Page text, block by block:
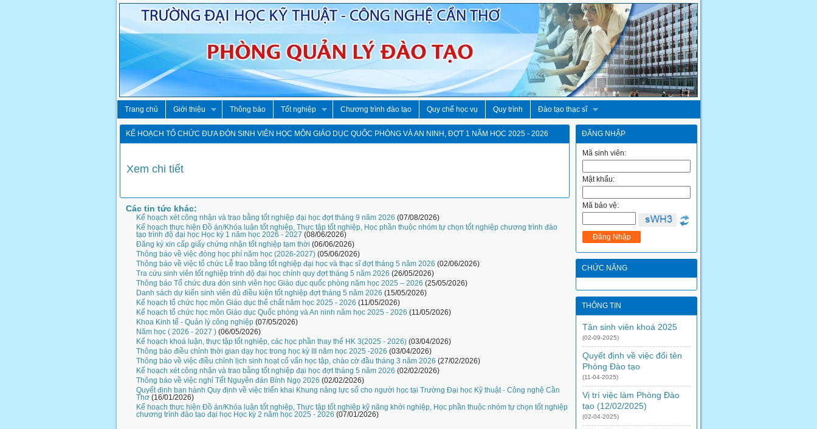
Trang chủ Giới thiệu Thông báo Tốt nghiệp Chương trình đào tạo Quy chế học vụ Quy trình Đào tạo thạc sĩ
KẾ HOẠCH TỔ CHỨC ĐƯA ĐÓN SINH VIÊN HỌC MÔN GIÁO DỤC QUỐC PHÒNG VÀ AN NINH, ĐỢT 1 NĂM HỌC 2025 - 2026
Xem chi tiết
Các tin tức khác:
Kế hoạch xét công nhận và trao bằng tốt nghiệp đại học đợt tháng 9 năm 2026 (07/08/2026)
Kế hoạch thực hiện Đồ án/Khóa luận tốt nghiệp, Thực tập tốt nghiệp, Học phần thuộc nhóm tự chọn tốt nghiệp chương trình đào
tạo trình độ đại học Học kỳ 1 năm học 2026 - 2027 (08/06/2026)
Đăng ký xin cấp giấy chứng nhận tốt nghiệp tạm thời (06/06/2026)
Thông báo về việc đóng học phí năm học (2026-2027) (05/06/2026)
Thông báo về việc tổ chức Lễ trao bằng tốt nghiệp đại học và thạc sĩ đợt tháng 5 năm 2026 (02/06/2026)
Tra cứu sinh viên tốt nghiệp trình độ đại học chính quy đợt tháng 5 năm 2026 (26/05/2026)
Thông báo Tổ chức đưa đón sinh viên học Giáo dục quốc phòng năm học 2025 – 2026 (25/05/2026)
Danh sách dự kiến sinh viên đủ điều kiện tốt nghiệp đợt tháng 5 năm 2026 (15/05/2026)
Kế hoạch tổ chức học môn Giáo dục thể chất năm học 2025 - 2026 (11/05/2026)
Kế hoạch tổ chức học môn Giáo dục Quốc phòng và An ninh năm học 2025 - 2026 (11/05/2026)
Khoa Kinh tế - Quản lý công nghiệp (07/05/2026)
Năm học ( 2026 - 2027 ) (06/05/2026)
Kế hoạch khoá luận, thực tập tốt nghiệp, các học phần thay thế HK 3(2025 - 2026) (03/04/2026)
Thông báo điều chỉnh thời gian dạy học trong học kỳ III năm học 2025 -2026 (03/04/2026)
Thông báo về việc điều chỉnh lịch sinh hoạt cố vấn học tập, chào cờ đầu tháng 3 năm 2026 (27/02/2026)
Kế hoạch xét công nhận và trao bằng tốt nghiệp đại học đợt tháng 5 năm 2026 (02/02/2026)
Thông báo về việc nghỉ Tết Nguyên đán Bính Ngọ 2026 (02/02/2026)
Quyết định ban hành Quy định về việc triển khai Khung năng lực số cho người học tại Trường Đại học Kỹ thuật - Công nghệ Cần
Thơ (16/01/2026)
Kế hoạch thực hiện Đồ án/Khóa luận tốt nghiệp, Thực tập tốt nghiệp kỹ năng khởi nghiệp, Học phần thuộc nhóm tự chọn tốt nghiệp
chương trình đào tạo đại học Học kỳ 2 năm học 2025 - 2026 (07/01/2026)
ĐĂNG NHẬP
Mã sinh viên:
Mật khẩu:
Mã bảo vệ:
CHỨC NĂNG
THÔNG TIN
Tân sinh viên khoá 2025
(02-09-2025)
Quyết định về việc đổi tên
Phòng Đào tạo
(11-04-2025)
Vị trí việc làm Phòng Đào
tạo (12/02/2025)
(02-04-2025)